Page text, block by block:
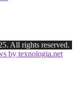
All rights reserved.